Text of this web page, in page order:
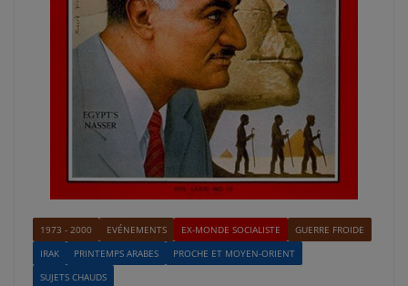
1973 - 2000 EVÉNEMENTS EX-MONDE SOCIALISTE
GUERRE FROIDE
IRAK
PRINTEMPS ARABES
PROCHE ET MOYEN-ORIENT
SUJETS CHAUDS